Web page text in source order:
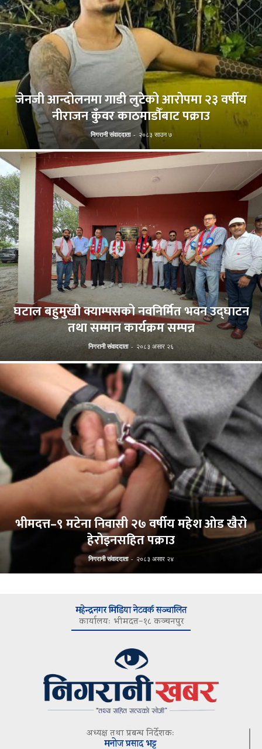
जेनजी आन्दोलनमा गाडी लुटेको आरोपमा २३ वर्षीय
नीराजन कुँवर काठमाडौँबाट पक्राउ
निगरानी संवाददाता - २०८३ साउन ७
घटाल बहुमुखी क्याम्पसको नवनिर्मित भवन उद्घाटन
तथा सम्मान कार्यक्रम सम्पन्न
निगरानी संवाददाता - २०८३ असार २६
भीमदत्त–९ मटेना निवासी २७ वर्षीय महेश ओड खैरो
हेरोइनसहित पक्राउ
निगरानी संवाददाता - २०८३ असार २४
महेन्द्रनगर मिडिया नेटवर्क सञ्चालित
कार्यालयः भीमदत्त–१८ कञ्चनपुर
अध्यक्ष तथा प्रबन्ध निर्देशकः
मनोज प्रसाद भट्ट